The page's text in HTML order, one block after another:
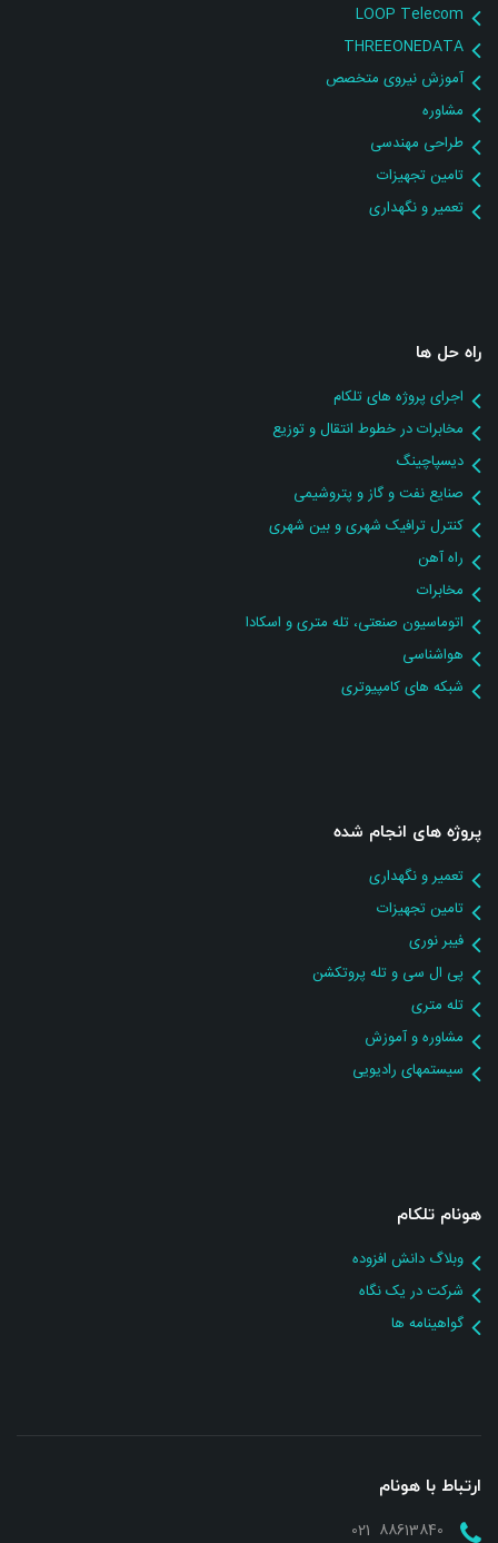
LOOP Telecom
THREEONEDATA
آموزش نیروی متخصص
مشاوره
طراحی مهندسی
تامین تجهیزات
تعمیر و نگهداری
راه حل ها
اجرای پروژه های تلکام
مخابرات در خطوط انتقال و توزیع
دیسپاچینگ
صنایع نفت و گاز و پتروشیمی
کنترل ترافیک شهری و بین شهری
راه آهن
مخابرات
اتوماسیون صنعتی، تله متری و اسکادا
هواشناسی
شبکه های کامپیوتری
پروژه های انجام شده
تعمیر و نگهداری
تامین تجهیزات
فیبر نوری
پی ال سی و تله پروتکشن
تله متری
مشاوره و آموزش
سیستمهای رادیویی
هونام تلکام
وبلاگ دانش افزوده
شرکت در یک نگاه
گواهینامه ها
ارتباط با هونام